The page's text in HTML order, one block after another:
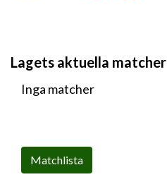
Lagets aktuella matcher
Inga matcher
Matchlista